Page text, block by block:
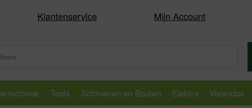
Klantenservice Mijn Account
Tools Schroeven en Bouten Elektra Verandas